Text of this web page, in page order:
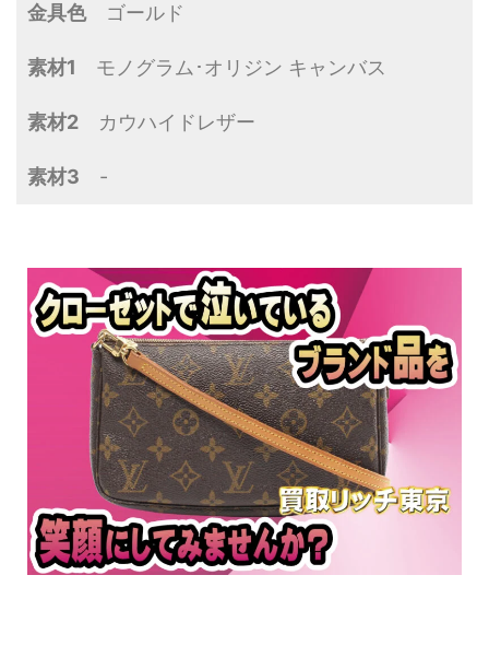
金具色ゴールド
素材1 モノグラム･オリジン キャンバス
素材2 カウハイドレザー
素材3 -